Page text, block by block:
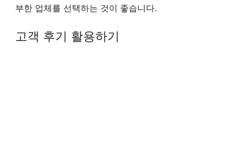
부한 업체를 선택하는 것이 좋습니다.
고객 후기 활용하기